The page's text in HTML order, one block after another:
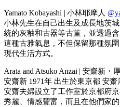
Yamato Kobayashi | 小林耶摩人
小林先生在自己出生及成長地茨
統的灰釉和古器等古董，並透過
這種古雅氣息，不但保留那種氛
現代生活方式。
Arata and Atsuko Anzai | 安齋新・
安齋新 1971年 出生於東京都 安
安齋夫婦設立了工作室於京都府
秀麗、情感豐富，而且在他們家